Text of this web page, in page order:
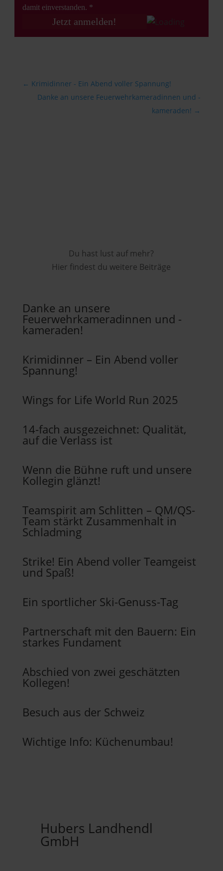
damit einverstanden. *
← Krimidinner - Ein Abend voller Spannung!
Danke an unsere Feuerwehrkameradinnen und -
kameraden! →
Du hast lust auf mehr?
Hier findest du weitere Beiträge
Danke an unsere
Feuerwehrkameradinnen und -
kameraden!
Krimidinner – Ein Abend voller
Spannung!
Wings for Life World Run 2025
14-fach ausgezeichnet: Qualität,
auf die Verlass ist
Wenn die Bühne ruft und unsere
Kollegin glänzt!
Teamspirit am Schlitten – QM/QS-
Team stärkt Zusammenhalt in
Schladming
Strike! Ein Abend voller Teamgeist
und Spaß!
Ein sportlicher Ski-Genuss-Tag
Partnerschaft mit den Bauern: Ein
starkes Fundament
Abschied von zwei geschätzten
Kollegen!
Besuch aus der Schweiz
Wichtige Info: Küchenumbau!
Hubers Landhendl
GmbH